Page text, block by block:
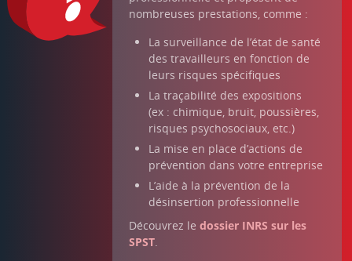
nombreuses prestations, comme :
La surveillance de l’état de santé
des travailleurs en fonction de
leurs risques spécifiques
La traçabilité des expositions
(ex : chimique, bruit, poussières,
risques psychosociaux, etc.)
La mise en place d’actions de
prévention dans votre entreprise
L’aide à la prévention de la
désinsertion professionnelle
Découvrez ledossier INRS sur les
SPST